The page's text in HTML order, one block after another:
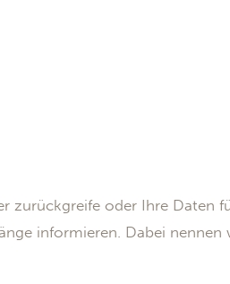
zurückgreife oder Ihre Daten
informieren. Dabei nennen